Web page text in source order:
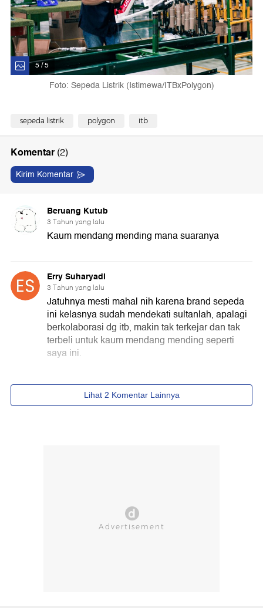
5 / 5
Foto: Sepeda Listrik (Istimewa/ITBxPolygon)
sepeda listrik polygon itb